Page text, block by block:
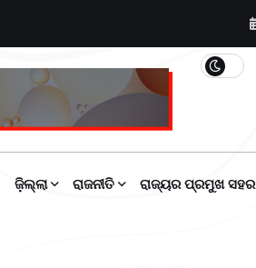
ଜ଼ିଲ୍ଲା ରାଜନୀତି ରାଜ୍ୟର ପ୍ରମୁଖ ସହର